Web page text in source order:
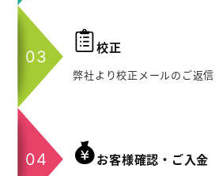
校正
弊社より校正メールのご返信
お客様確認・ご入金